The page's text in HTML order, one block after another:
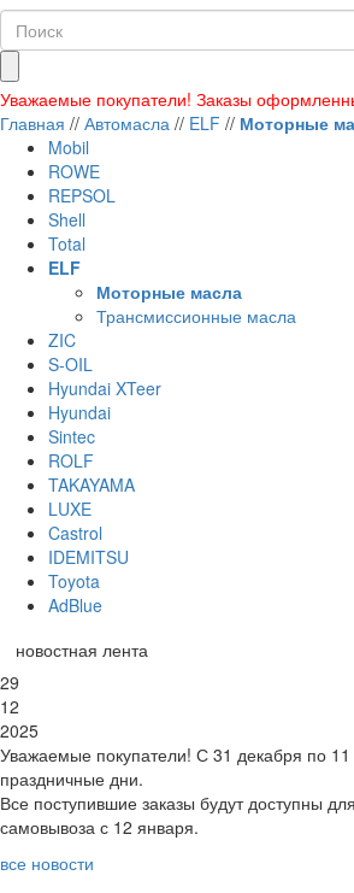
Уважаемые покупатели! Заказы
Главная // Автомасла // ELF // Моторные
Mobil
ROWE
REPSOL
Shell
Total
ELF
Моторные масла
Трансмиссионные масла
ZIC
S-OIL
Hyundai XTeer
Hyundai
Sintec
ROLF
TAKAYAMA
LUXE
Castrol
IDEMITSU
Toyota
AdBlue
новостная лента
29
12
2025
Уважаемые покупатели! С 31 декабря по
праздничные дни.
Все поступившие заказы будут доступны
самовывоза с 12 января.
все новости